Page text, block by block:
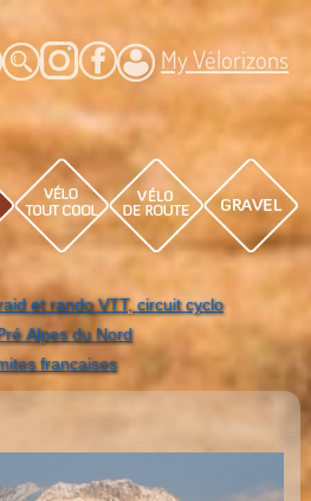
My Vélorizons
et rando VTT, circuit cyclo
Alpes du Nord
francaises